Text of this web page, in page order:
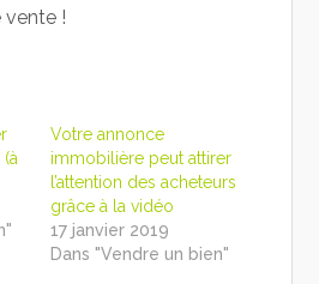
vente !
Votre annonce
immobilière peut attirer
l’attention des acheteurs
grâce à la vidéo
17 janvier 2019
Dans "Vendre un bien"